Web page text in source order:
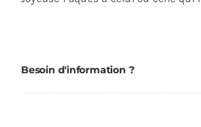
Besoin d'information ?